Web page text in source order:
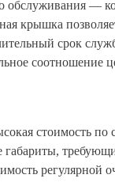
обслуживания —
крышка
срок
соотношение
стоимость
регулярной